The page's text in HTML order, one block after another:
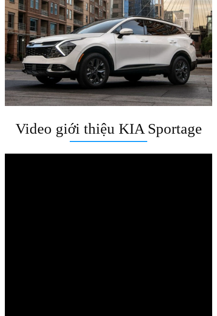
Video giới thiệu KIA Sportage